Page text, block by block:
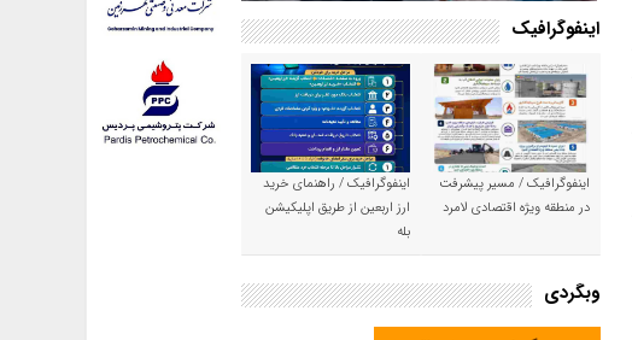
اینفوگرافیک
اینفوگرافیک / مسیر پیشرفت
در منطقه ویژه اقتصادی لامرد
اینفوگرافیک / راهنمای خرید
ارز اربعین از طریق اپلیکیشن
بله
وبگردی